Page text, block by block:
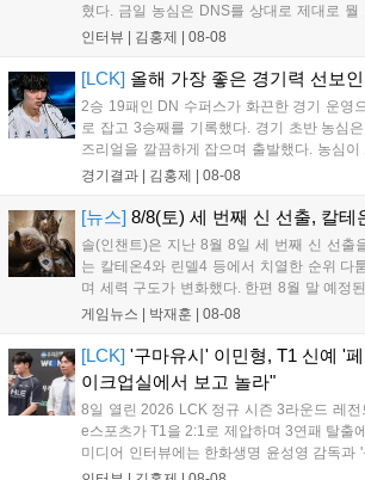
혔다. 금일 농심은 DNS를 상대로 제대로 뭘
패를 당하고 말았다. 이하 농심 레드포스 최
인규 감독 : 모든 경...
인터뷰 | 김홍제 | 08-08
[LCK] 올해 가장 좋은 경기력 선보
2승 19패인 DN 수퍼스가 화끈한 경기 운영
로 잡고 3승째를 기록했다. 경기 초반 농심
즈리얼을 깔끔하게 잡으며 출발했다. 농심
웃'의 신드라가 맹활약하며 초반부터 잡은
었...
경기결과 | 김홍제 | 08-08
[뉴스] 8/8(토) 세 번째 신 선출, 칼테
솔(인챈트)은 지난 8월 8일 세 번째 신 선출
는 칼테온4와 린델4 등에서 치열한 순위 다
며 세력 구도가 변화했다. 한편 8월 말 예정
통해 월드 콘텐츠가 추가될 예정이며, 이를
더욱 가속화될 전망이다....
게임뉴스 | 박재훈 | 08-08
[LCK] '구마유시' 이민형, T1 신예 '
이크업실에서 보고 놀라"
8일 열린 2026 LCK 정규 시즌 3라운드 레전
e스포츠가 T1을 2:1로 제압하며 3연패 탈출
미디어 인터뷰에는 한화생명 윤성영 감독과
다. 먼저 승리 소감에 대해 윤성영 감독은 "오